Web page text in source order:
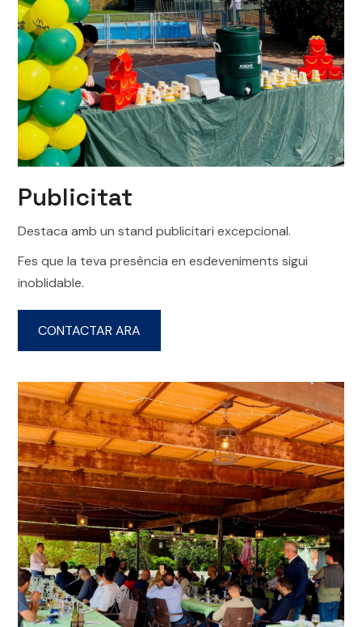
Publicitat
Destaca amb un stand publicitari excepcional.
Fes que la teva presència en esdeveniments sigui
inoblidable.
CONTACTAR ARA